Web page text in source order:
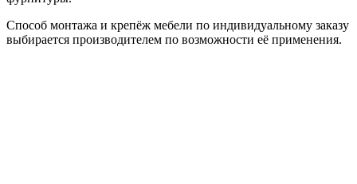
Способ монтажа и крепёж мебели по индивидуальному заказу
выбирается производителем по возможности её применения.